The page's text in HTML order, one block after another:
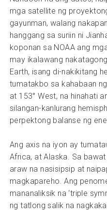
mga satellite ng
gayunman, walang
hanggang sa suriin ni
koponan sa NOAA ang
may ikalawang
Earth, isang di-nakikitang
tumatakbo sa kahabaan
at 153° West, na hinahati
silangan-kanlurang
perpektong balanse ng
Ang axis na iyon ay
Africa, at Alaska. Sa
araw na nasisipsip at
magkapareho. Ang
mananaliksik na ‘triple
ng tatlong salik na